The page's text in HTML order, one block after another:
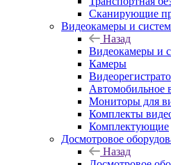
Сканирующие
Видеокамеры и
Назад
Видеокамеры и
Камеры
Автомобильное
Мониторы для
Комплекты
Комплектующие
Досмотровое
Назад